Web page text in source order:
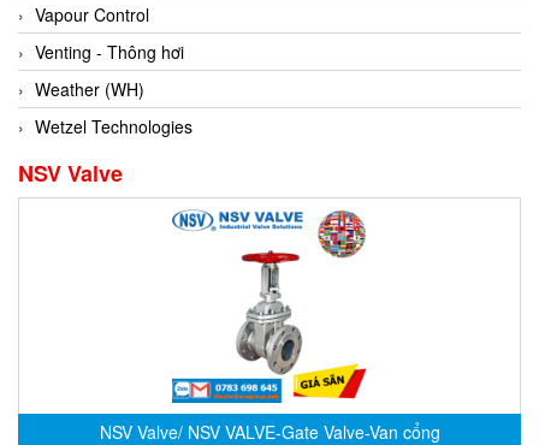
Cortem
Cosa Xentaur
Cosil
Coulton
Crouzet
Crowcon
Crutec Dust Zero Vietnam
CS-Instrument
Vapour Control
Venting - Thông hơi
Weather (WH)
Wetzel Technologies
NSV Valve
NSV Valve/ NSV VALVE-Gate Valve-Van cổng